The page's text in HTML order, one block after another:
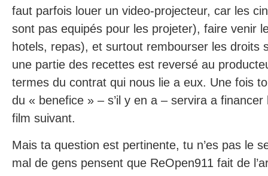
faut parfois louer un video-projecteur, car les
sont pas equipés pour les projeter), faire venir
hotels, repas), et surtout rembourser les droits
une partie des recettes est reversé au
termes du contrat qui nous lie a eux. Une fois
du « benefice » – s’il y en a – servira a financer
film suivant.
Mais ta question est pertinente, tu n’es pas le
mal de gens pensent que ReOpen911 fait de